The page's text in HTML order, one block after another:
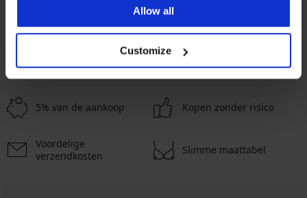
Allow all
Customize
Bh
52,99 €
5% van de aankoop Kopen zonder risico
Voordelige
verzendkosten
Slimme maattabel